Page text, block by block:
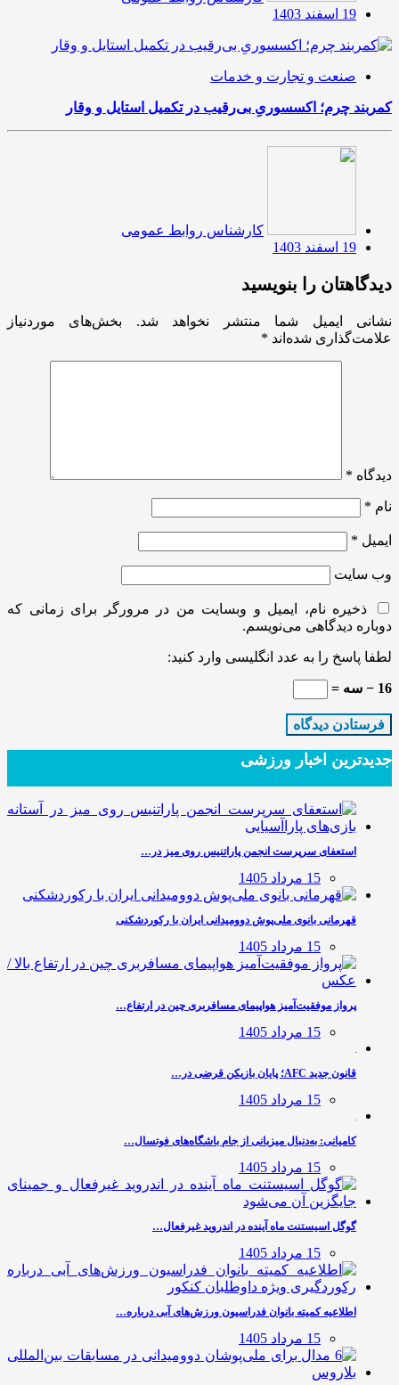
19 اسفند 1403
صنعت و تجارت و خدمات
کمربند چرم؛ اکسسوریِ بی‌رقیب در تکمیل استایل و وقار
کارشناس روابط عمومی
19 اسفند 1403
دیدگاهتان را بنویسید
نشانی ایمیل شما منتشر نخواهد شد.
بخش‌های موردنیاز
علامت‌گذاری شده‌اند *
دیدگاه *
نام *
ایمیل *
وب‌ سایت
ذخیره نام، ایمیل و وبسایت من در مرورگر برای زمانی که
دوباره دیدگاهی می‌نویسم.
لطفا پاسخ را به عدد انگلیسی وارد کنید:
16 − سه =
جدیدترین‌ اخبار ورزشی
استعفای سرپرست انجمن پاراتنیس روی میز در…
15 مرداد 1405
قهرمانی بانوی ملی‌پوش دوومیدانی ایران با رکوردشکنی
15 مرداد 1405
پرواز موفقیت‌آمیز هواپیمای مسافربری چین در ارتفاع…
15 مرداد 1405
قانون جدید AFC؛ پایان بازیکن قرضی در…
15 مرداد 1405
کامیانی: به‌دنبال میزبانی از جام باشگاه‌های فوتسال…
15 مرداد 1405
گوگل اسیستنت ماه آینده در اندروید غیرفعال…
15 مرداد 1405
اطلاعیه کمیته بانوان فدراسیون ورزش‌های آبی درباره…
15 مرداد 1405